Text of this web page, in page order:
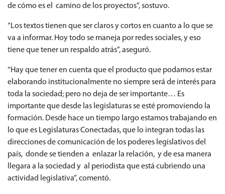
de cómo es el camino de los proyectos”, sostuvo.
“Los textos tienen que ser claros y cortos en cuanto a lo que se
va a informar. Hoy todo se maneja por redes sociales, y eso
tiene que tener un respaldo atrás”, aseguró.
“Hay que tener en cuenta que el producto que podamos estar
elaborando institucionalmente no siempre será de interés para
toda la sociedad; pero no deja de ser importante… Es
importante que desde las legislaturas se esté promoviendo la
formación. Desde hace un tiempo largo estamos trabajando en
lo que es Legislaturas Conectadas, que lo integran todas las
direcciones de comunicación de los poderes legislativos del
país, donde se tienden a enlazar la relación, y de esa manera
llegara a la sociedad y al periodista que está cubriendo una
actividad legislativa”, comentó.